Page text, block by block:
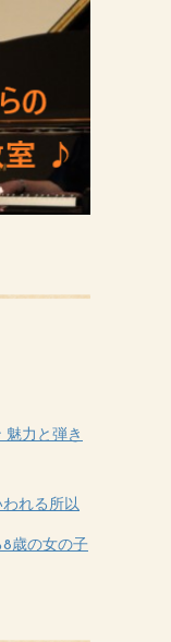
力と弾き
れる所以
歳の女の子